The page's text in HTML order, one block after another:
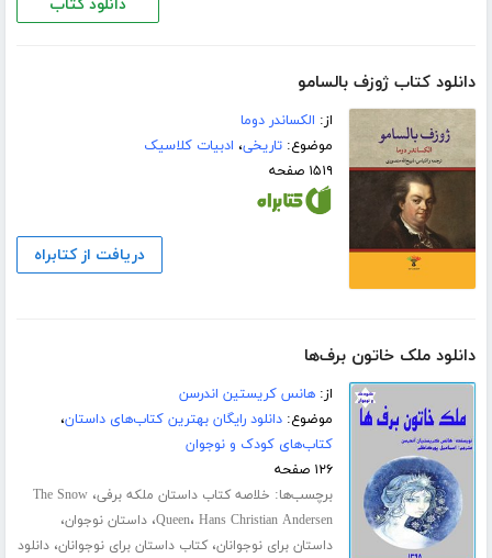
دانلود کتاب
دانلود کتاب ژوزف بالسامو
از: الکساندر دوما
موضوع:تاریخی، ادبیات کلاسیک
۱۵۱۹ صفحه
دریافت از کتابراه
دانلود ملک خاتون برف‌ها
از:هانس کریستین اندرسن
موضوع:دانلود رایگان بهترین کتاب‌های داستان،
کتاب‌های کودک و نوجوان
۱۲۶ صفحه
برچسب‌ها: خلاصه کتاب داستان ملکه برفی،The Snow
Queen، Hans Christian Andersen ،داستان نوجوان،
داستان برای نوجوانان،کتاب داستان برای نوجوانان،دانلود